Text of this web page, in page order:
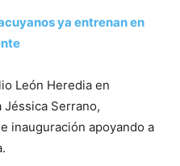
ya entrenan en
León Heredia en
Jéssica Serrano,
inauguración apoyando a